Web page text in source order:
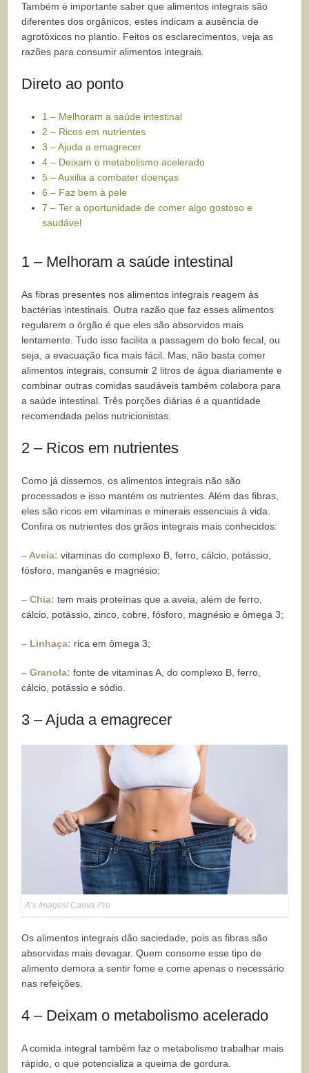
Também é importante saber que alimentos integrais são
diferentes dos orgânicos, estes indicam a ausência de
agrotóxicos no plantio. Feitos os esclarecimentos, veja as
razões para consumir alimentos integrais.
Direto ao ponto
1 – Melhoram a saúde intestinal
2 – Ricos em nutrientes
3 – Ajuda a emagrecer
4 – Deixam o metabolismo acelerado
5 – Auxilia a combater doenças
6 – Faz bem à pele
7 – Ter a oportunidade de comer algo gostoso e
saudável
1 – Melhoram a saúde intestinal
As fibras presentes nos alimentos integrais reagem às
bactérias intestinais. Outra razão que faz esses alimentos
regularem o órgão é que eles são absorvidos mais
lentamente. Tudo isso facilita a passagem do bolo fecal, ou
seja, a evacuação fica mais fácil. Mas, não basta comer
alimentos integrais, consumir 2 litros de água diariamente e
combinar outras comidas saudáveis também colabora para
a saúde intestinal. Três porções diárias é a quantidade
recomendada pelos nutricionistas.
2 – Ricos em nutrientes
Como já dissemos, os alimentos integrais não são
processados e isso mantém os nutrientes. Além das fibras,
eles são ricos em vitaminas e minerais essenciais à vida.
Confira os nutrientes dos grãos integrais mais conhecidos:
– Aveia: vitaminas do complexo B, ferro, cálcio, potássio,
fósforo, manganês e magnésio;
– Chia: tem mais proteínas que a aveia, além de ferro,
cálcio, potássio, zinco, cobre, fósforo, magnésio e ômega 3;
– Linhaça: rica em ômega 3;
– Granola: fonte de vitaminas A, do complexo B, ferro,
cálcio, potássio e sódio.
3 – Ajuda a emagrecer
A’s Images/ Canva Pro
Os alimentos integrais dão saciedade, pois as fibras são
absorvidas mais devagar. Quem consome esse tipo de
alimento demora a sentir fome e come apenas o necessário
nas refeições.
4 – Deixam o metabolismo acelerado
A comida integral também faz o metabolismo trabalhar mais
rápido, o que potencializa a queima de gordura.